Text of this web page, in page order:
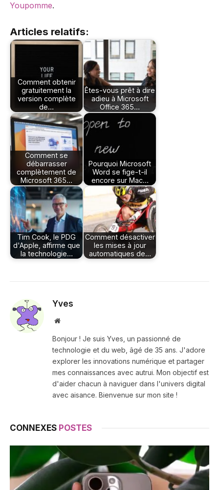
Youpomme.
Articles relatifs:
Comment obtenir
gratuitement la
version complète
de…
Êtes-vous prêt à dire
adieu à Microsoft
Office 365…
Comment se
débarrasser
complètement de
Microsoft 365…
Pourquoi Microsoft
Word se fige-t-il
encore sur Mac…
Tim Cook, le PDG
d'Apple, affirme que
la technologie…
Comment désactiver
les mises à jour
automatiques de…
Yves
Site
Bonjour ! Je suis Yves, un passionné de
technologie et du web, âgé de 35 ans. J'adore
explorer les innovations numérique et partager
mes connaissances avec autrui. Mon objectif est
d'aider chacun à naviguer dans l'univers digital
avec aisance. Bienvenue sur mon site !
CONNEXES POSTES